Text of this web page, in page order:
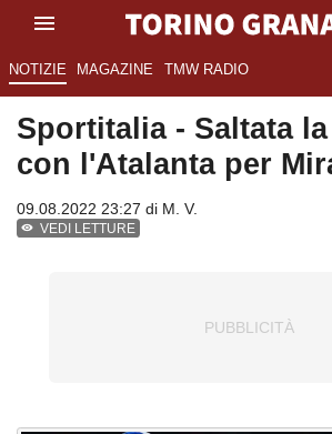
NOTIZIE MAGAZINE TMW RADIO
Sportitalia - Saltata
con l'Atalanta per
09.08.2022 23:27 di M. V.
VEDI LETTURE